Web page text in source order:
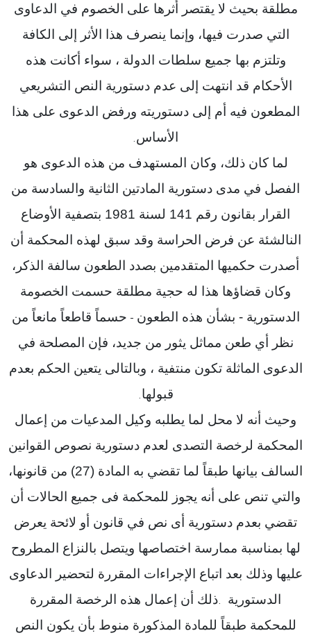
مطلقة بحيث لا يقتصر أثرها على الخصوم في الدعاوى
التي صدرت فيها، وإنما ينصرف هذا الأثر إلى الكافة
وتلتزم بها جميع سلطات الدولة ، سواء أكانت هذه
الأحكام قد انتهت إلى عدم دستورية النص التشريعي
المطعون فيه أم إلى دستوريته ورفض الدعوى على هذا
الأساس.
لما كان ذلك، وكان المستهدف من هذه الدعوى هو
الفصل في مدى دستورية المادتين الثانية والسادسة من
القرار بقانون رقم 141 لسنة 1981 بتصفية الأوضاع
النالشئة عن فرض الحراسة وقد سبق لهذه المحكمة أن
أصدرت حكميها المتقدمين بصدد الطعون سالفة الذكر،
وكان قضاؤها هذا له حجية مطلقة حسمت الخصومة
الدستورية - بشأن هذه الطعون - حسماً قاطعاً مانعاً من
نظر أي طعن مماثل يثور من جديد، فإن المصلحة في
الدعوى الماثلة تكون منتفية ، وبالتالى يتعين الحكم بعدم
قبولها.
وحيث أنه لا محل لما يطلبه وكيل المدعيات من إعمال
المحكمة لرخصة التصدى لعدم دستورية نصوص القوانين
السالف بيانها طبقاً لما تقضي به المادة (27) من قانونها،
والتي تنص على أنه يجوز للمحكمة فى جميع الحالات أن
تقضي بعدم دستورية أى نص في قانون أو لائحة يعرض
لها بمناسبة ممارسة اختصاصها ويتصل بالنزاع المطروح
عليها وذلك بعد اتباع الإجراءات المقررة لتحضير الدعاوى
الدستورية
.ذلك أن إعمال هذه الرخصة المقررة
للمحكمة طبقاً للمادة المذكورة منوط بأن يكون النص